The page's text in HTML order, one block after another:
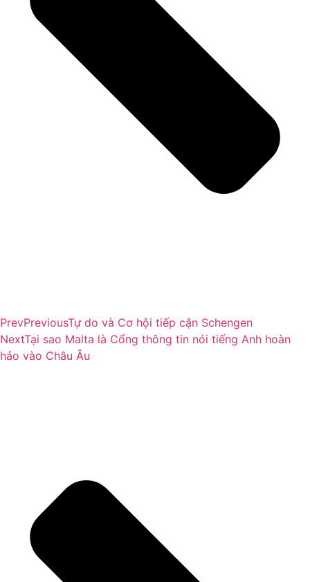
PrevPreviousTự do và Cơ hội tiếp cận Schengen
NextTại sao Malta là Cổng thông tin nói tiếng Anh hoàn
hảo vào Châu Âu